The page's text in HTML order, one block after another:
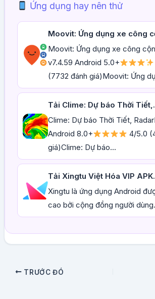
Ứng dụng hay nên thử
Moovit: Ứng dụng xe công
Moovit: Ứng dụng xe công
v7.4.59 Android 5.0+
(7732 đánh giá)Moovit: Ứng
Tải Clime: Dự báo Thời
Clime: Dự báo Thời Tiết,
Android 8.0+
4/5.0
giá)Clime: Dự báo...
Tải Xingtu Việt Hóa VIP
Xingtu là ứng dụng Android
cao bởi cộng đồng người
TRƯỚC ĐÓ